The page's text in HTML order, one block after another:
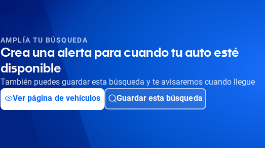
AMPLÍA TU BÚSQUEDA
Crea una alerta para cuando tu auto esté
disponible
También puedes guardar esta búsqueda y te avisaremos cuando llegue
Ver página de vehículos
Guardar esta búsqueda